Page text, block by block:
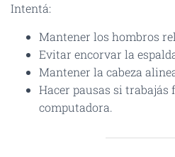
Intentá:
Mantener los hombros
Evitar encorvar la
Mantener la cabeza
Hacer pausas si trabajás
computadora.